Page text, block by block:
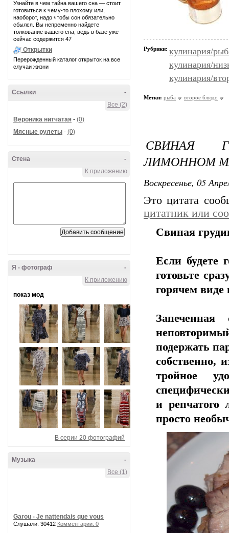
Узнайте в чем тайна вашего сна — стоит
готовиться к чему-то плохому или,
наоборот, надо чтобы сон обязательно
сбылся. Вы непременно найдете
толкование вашего сна, ведь в базе уже
сейчас содержится 47
Открытки
Перерожденный каталог открыток на все
случаи жизни
-
Ссылки
Все (2)
Вероника нитчатая - (0)
Мясные рулеты - (0)
-
Стена
К приложению
-
Я - фотограф
К приложению
показ мод
В серии 20 фотографий
-
Музыка
Все (1)
Garou - Je nattendais que vous
Слушали: 30412 Комментарии: 0
Рубрики: кулинария/
кулинария/
кулинария/
Метки: рыба второе блюдо
СВИНАЯ
ЛИМОННОМ
Воскресенье, 05
Это цитата
цитатник или
Свиная
Если будете
готовьте
горячем виде
подержать
собственно,
тройное
и репчатого
просто